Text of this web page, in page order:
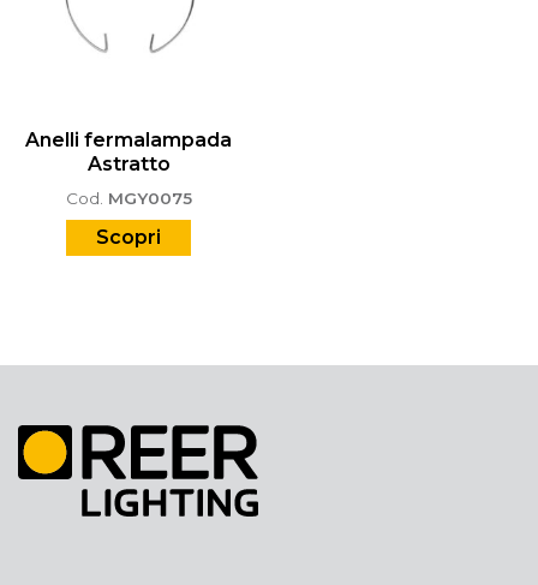
Anelli fermalampada
Astratto
Cod. MGY0075
Scopri